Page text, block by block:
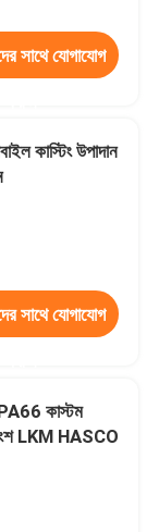
সাথে যোগাযোগ
কাস্টিং উপাদান
সাথে যোগাযোগ
কাস্টম
LKM HASCO